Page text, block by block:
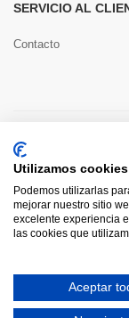
SERVICIO AL
Contacto
Utilizamos cookies
Podemos utilizarlas
mejorar nuestro sitio
excelente experiencia
las cookies que
Aceptar